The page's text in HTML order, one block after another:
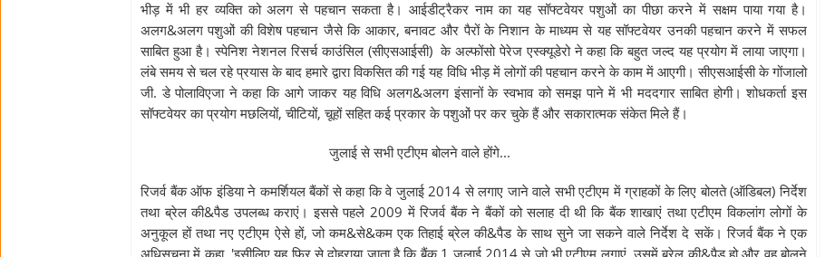
भीड़ में भी हर व्यक्ति को अलग से पहचान सकता है। आईडीट्रैकर नाम का यह सॉफ्टवेयर पशुओं का पीछा करने में सक्षम पाया गया है।
अलग&अलग पशुओं की विशेष पहचान जैसे कि आकार, बनावट और पैरों के निशान के माध्यम से यह सॉफ्टवेयर उनकी पहचान करने में सफल
साबित हुआ है। स्पेनिश नेशनल रिसर्च काउंसिल (सीएसआईसी) के अल्फोंसो पेरेज एस्क्यूडेरो ने कहा कि बहुत जल्द यह प्रयोग में लाया जाएगा।
लंबे समय से चल रहे प्रयास के बाद हमारे द्वारा विकसित की गई यह विधि भीड़ में लोगों की पहचान करने के काम में आएगी। सीएसआईसी के गोंजालो
जी. डे पोलाविएजा ने कहा कि आगे जाकर यह विधि अलग&अलग इंसानों के स्वभाव को समझ पाने में भी मददगार साबित होगी। शोधकर्ता इस
सॉफ्टवेयर का प्रयोग मछलियों, चीटियों, चूहों सहित कई प्रकार के पशुओं पर कर चुके हैं और सकारात्मक संकेत मिले हैं।
जुलाई से सभी एटीएम बोलने वाले होंगे...
रिजर्व बैंक ऑफ इंडिया ने कमर्शियल बैंकों से कहा कि वे जुलाई 2014 से लगाए जाने वाले सभी एटीएम में ग्राहकों के लिए बोलते (ऑडिबल) निर्देश
तथा ब्रेल की&पैड उपलब्ध कराएं। इससे पहले 2009 में रिजर्व बैंक ने बैंकों को सलाह दी थी कि बैंक शाखाएं तथा एटीएम विकलांग लोगों के
अनुकूल हों तथा नए एटीएम ऐसे हों, जो कम&से&कम एक तिहाई ब्रेल की&पैड के साथ सुने जा सकने वाले निर्देश दे सकें। रिजर्व बैंक ने एक